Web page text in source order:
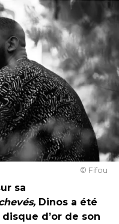
© Fifou
sa
Dinos a été
d’or de son